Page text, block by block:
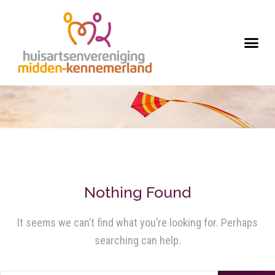
Nothing Found
It seems we can’t find what you’re looking for. Perhaps
searching can help.